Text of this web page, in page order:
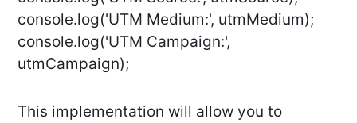
console.log('UTM Medium:', utmMedium);
console.log('UTM Campaign:',
utmCampaign);
This implementation will allow you to